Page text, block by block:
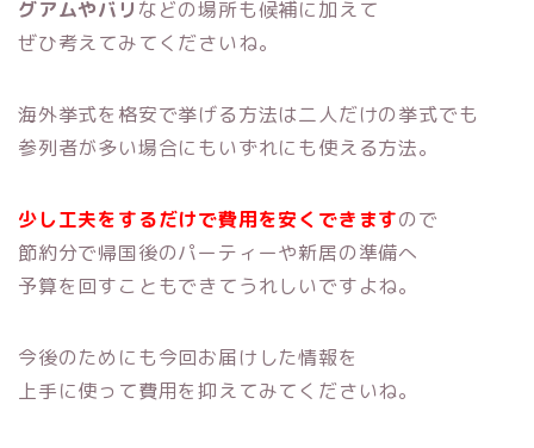
グアムやバリ などの場所も候補に加えて
ぜひ考えてみてくださいね。
海外挙式を格安で挙げる方法は二人だけの挙式でも
参列者が多い場合にもいずれにも使える方法。
少し工夫をするだけで費用を安く できますので
節約分で帰国後のパーティーや新居の準備へ
予算を回すこともできてうれしいですよね。
今後のためにも今回お届けした情報を
上手に使って費用を抑えてみてくださいね。